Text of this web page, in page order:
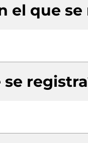
el que se